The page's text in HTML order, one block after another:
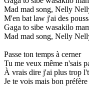
Mad mad song, Nelly
M'en bat law j'ai des
Gaga to sibe wasakilo
Mad mad song, Nelly
Passe ton temps à cerner
Tu me veux même n'sais
À vrais dire j'ai plus trop
Je te vois mais bon